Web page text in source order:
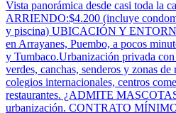
Vista panorámica desde casi toda la
ARRIENDO:$4.200 (incluye
y piscina) UBICACIÓN Y
en Arrayanes, Puembo, a pocos
y Tumbaco.Urbanización privada
verdes, canchas, senderos y zonas
colegios internacionales, centros
restaurantes. ¿ADMITE
urbanización. CONTRATO